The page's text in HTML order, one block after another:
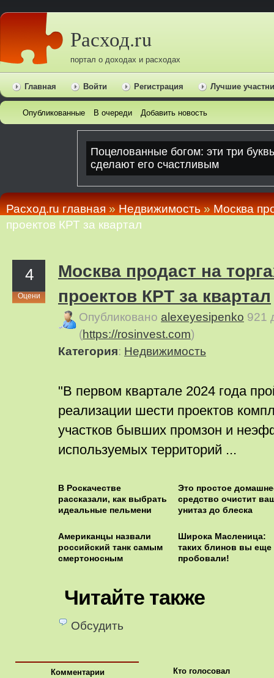
Расход.ru
портал о доходах и расходах
Главная Войти Регистрация Лучшие
Опубликованные В очереди Добавить новость
Расход.ru главная»Недвижимость»Москва
проектов КРТ за квартал
4
Оцени
Москва продаст на
проектов КРТ за квартал
Опубликовано alexeyesipenko 921
(https://rosinvest.com)
Категория: Недвижимость
"В первом квартале 2024 года
реализации шести проектов
участков бывших промзон и
используемых территорий ...
В Роскачестве
рассказали, как выбрать
идеальные пельмени
Этo пpocтoe
cpeдcтвo oчиcтит
унитaз дo блecкa
Американцы назвали
российский танк самым
смертоносным
Широка Масленица:
таких блинов вы еще
пробовали!
Читайте также
Обсудить
Комментарии Кто голосовал